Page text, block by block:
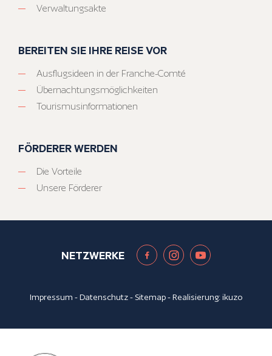
Verwaltungsakte
BEREITEN SIE IHRE REISE VOR
Ausflugsideen in der Franche-Comté
Übernachtungsmöglichkeiten
Tourismusinformationen
FÖRDERER WERDEN
Die Vorteile
Unsere Förderer
NETZWERKE
Impressum -Datenschutz- Sitemap- Realisierung:ikuzo